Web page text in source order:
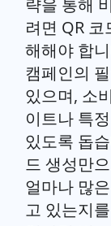
려면 QR
해해야 합
캠페인의
있으며, 소
이트나 특
있도록 돕
드 생성만
얼마나 많
고 있는지